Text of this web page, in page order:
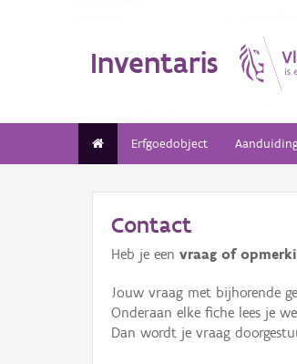
Inventaris
Erfgoedobject
Contact
Heb je een vraag of
Jouw vraag met bijhorende
Onderaan elke fiche lees je
Dan wordt je vraag